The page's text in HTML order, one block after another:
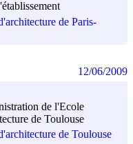
de Paris-
de l'Ecole
de Toulouse
de Toulouse
12/06/2009